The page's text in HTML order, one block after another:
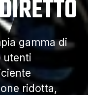
gamma di
utenti
ridotta,